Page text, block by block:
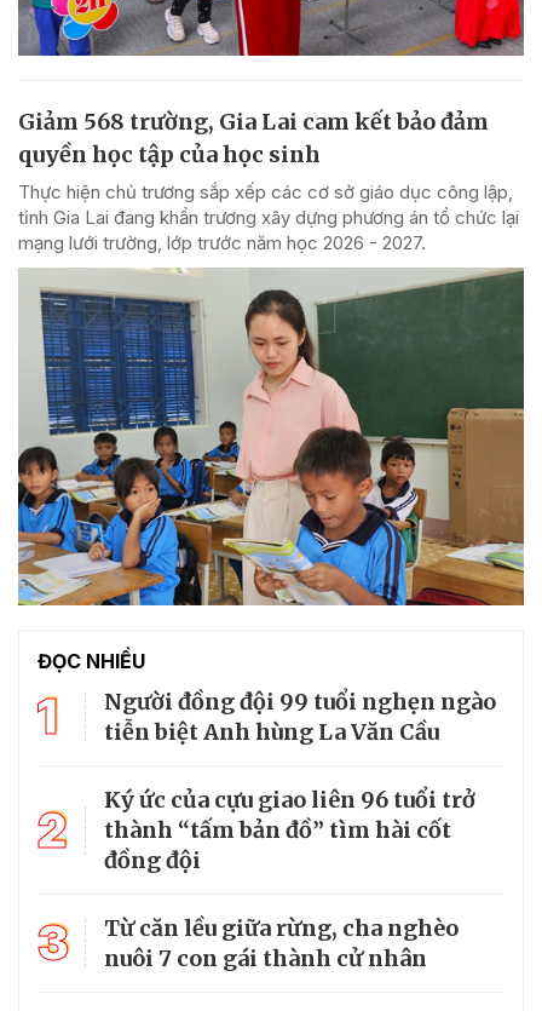
Giảm 568 trường, Gia Lai cam kết bảo đảm
quyền học tập của học sinh
Thực hiện chủ trương sắp xếp các cơ sở giáo dục công lập,
tỉnh Gia Lai đang khẩn trương xây dựng phương án tổ chức lại
mạng lưới trường, lớp trước năm học 2026 - 2027.
ĐỌC NHIỀU
1
Người đồng đội 99 tuổi nghẹn ngào
tiễn biệt Anh hùng La Văn Cầu
2
Ký ức của cựu giao liên 96 tuổi trở
thành “tấm bản đồ” tìm hài cốt
đồng đội
3
Từ căn lều giữa rừng, cha nghèo
nuôi 7 con gái thành cử nhân